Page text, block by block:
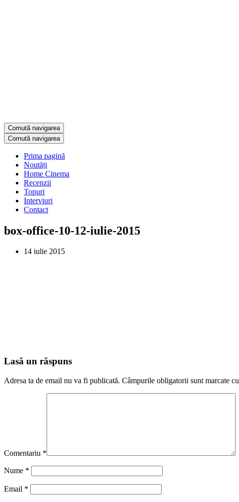
Comută navigarea
Comută navigarea
Prima pagină
Noutăți
Home Cinema
Recenzii
Topuri
Interviuri
Contact
box-office-10-12-iulie-2015
14 iulie 2015
Lasă un răspuns
Adresa ta de email nu va fi publicată. Câmpurile obligatorii sunt marcate cu
Comentariu *
Nume *
Email *